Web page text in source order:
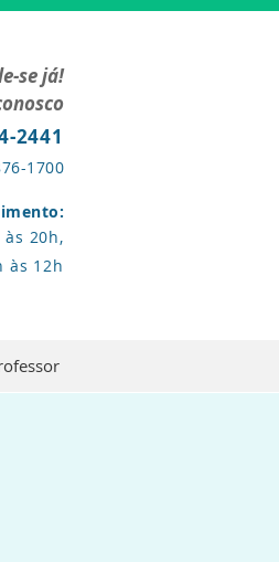
se já!
2441
1700
às 20h,
às 12h